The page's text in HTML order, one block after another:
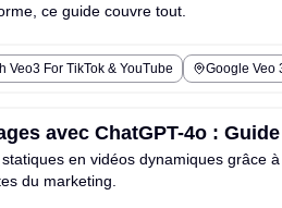
ce guide couvre tout.
Veo3 For TikTok & YouTube Google Veo
avec ChatGPT-4o :
en vidéos dynamiques grâce
du marketing.